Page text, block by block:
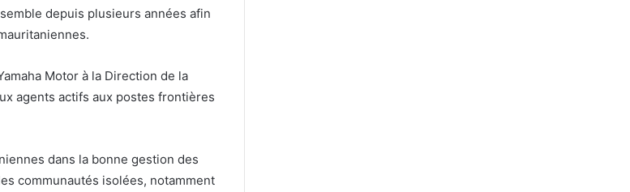
depuis plusieurs années afin
Motor à la Direction de la
agents actifs aux postes frontières
dans la bonne gestion des
communautés isolées, notamment